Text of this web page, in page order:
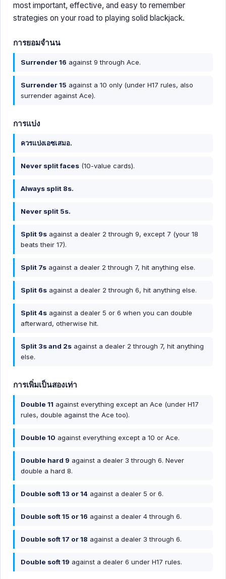
most important, effective, and easy to remember
strategies on your road to playing solid blackjack.
การยอมจำนน
Surrender 16 against 9 through Ace.
Surrender 15 against a 10 only (under H17 rules, also
surrender against Ace).
การแบ่ง
ควรแบ่งเอซเสมอ.
Never split faces(10-value cards).
Always split 8s.
Never split 5s.
Split 9sagainst a dealer 2 through 9, except 7 (your 18
beats their 17).
Split 7sagainst a dealer 2 through 7, hit anything else.
Split 6sagainst a dealer 2 through 6, hit anything else.
Split 4sagainst a dealer 5 or 6 when you can double
afterward, otherwise hit.
Split 3s and 2sagainst a dealer 2 through 7, hit anything
else.
การเพิ่มเป็นสองเท่า
Double 11 against everything except an Ace (under H17
rules, double against the Ace too).
Double 10 against everything except a 10 or Ace.
Double hard 9 against a dealer 3 through 6. Never
double a hard 8.
Double soft 13 or 14against a dealer 5 or 6.
Double soft 15 or 16 against a dealer 4 through 6.
Double soft 17 or 18 against a dealer 3 through 6.
Double soft 19 against a dealer 6 under H17 rules.